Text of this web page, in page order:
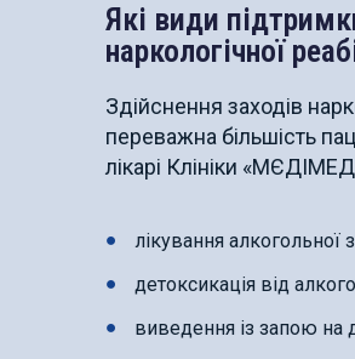
Які види
наркологічної
Здійснення заходів
переважна більшість
лікарі Клініки
лікування алкогольної
детоксикація від
виведення із запою на